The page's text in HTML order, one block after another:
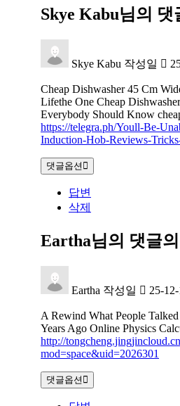
Skye Kabu님의 댓
Skye Kabu 작성일
Cheap Dishwasher 45 Cm
Lifethe One Cheap
Everybody Should Know
https://telegra.ph/Youll-Be-
Induction-Hob-Reviews-
댓글옵션
답변
삭제
Eartha님의 댓글
Eartha 작성일 25-
A Rewind What People
Years Ago Online Physics
http://
mod=space&uid=2026301
댓글옵션